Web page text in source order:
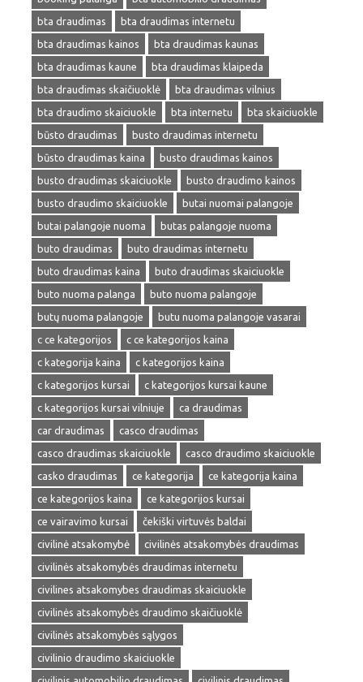
bta draudimas
bta draudimas internetu
bta draudimas kainos
bta draudimas kaunas
bta draudimas kaune
bta draudimas klaipeda
bta draudimas skaičiuoklė
bta draudimas vilnius
bta draudimo skaiciuokle
bta internetu
bta skaiciuokle
būsto draudimas
busto draudimas internetu
būsto draudimas kaina
busto draudimas kainos
busto draudimas skaiciuokle
busto draudimo kainos
busto draudimo skaiciuokle
butai nuomai palangoje
butai palangoje nuoma
butas palangoje nuoma
buto draudimas
buto draudimas internetu
buto draudimas kaina
buto draudimas skaiciuokle
buto nuoma palanga
buto nuoma palangoje
butų nuoma palangoje
butu nuoma palangoje vasarai
c ce kategorijos
c ce kategorijos kaina
c kategorija kaina
c kategorijos kaina
c kategorijos kursai
c kategorijos kursai kaune
c kategorijos kursai vilniuje
ca draudimas
car draudimas
casco draudimas
casco draudimas skaiciuokle
casco draudimo skaiciuokle
casko draudimas
ce kategorija
ce kategorija kaina
ce kategorijos kaina
ce kategorijos kursai
ce vairavimo kursai
čekiški virtuvės baldai
civilinė atsakomybė
civilinės atsakomybės draudimas
civilinės atsakomybės draudimas internetu
civilines atsakomybes draudimas skaiciuokle
civilinės atsakomybės draudimo skaičiuoklė
civilinės atsakomybės sąlygos
civilinio draudimo skaiciuokle